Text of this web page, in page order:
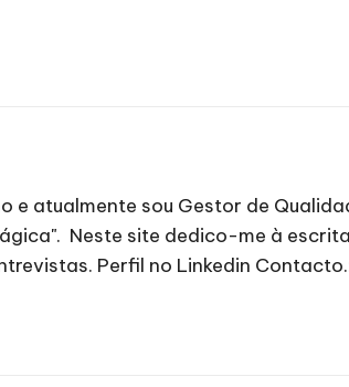
atualmente sou Gestor de
Neste site dedico-me à
Perfil no Linkedin